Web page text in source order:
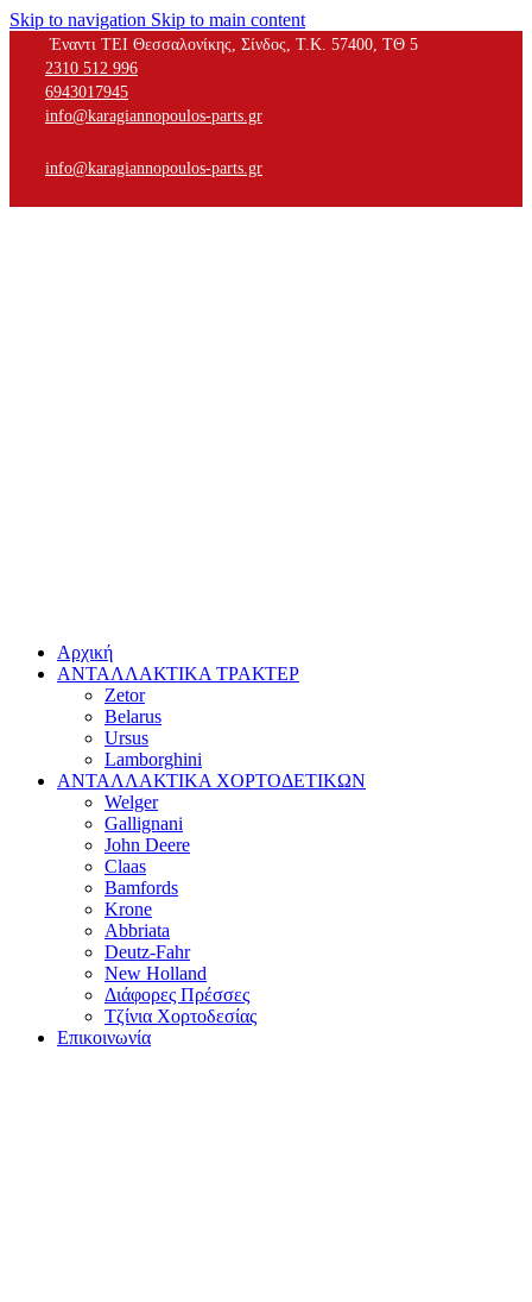
Skip to navigation Skip to main content
Έναντι ΤΕΙ Θεσσαλονίκης, Σίνδος, Τ.Κ. 57400, ΤΘ 5
2310 512 996
6943017945
info@karagiannopoulos-parts.gr
info@karagiannopoulos-parts.gr
Αρχική
ΑΝΤΑΛΛΑΚΤΙΚΑ ΤΡΑΚΤΕΡ
Zetor
Belarus
Ursus
Lamborghini
ΑΝΤΑΛΛΑΚΤΙΚΑ ΧΟΡΤΟΔΕΤΙΚΩΝ
Welger
Gallignani
John Deere
Claas
Bamfords
Krone
Abbriata
Deutz-Fahr
New Holland
Διάφορες Πρέσσες
Τζίνια Χορτοδεσίας
Επικοινωνία